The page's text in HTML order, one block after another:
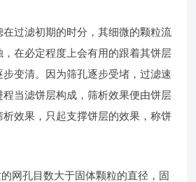
过滤初期的时分，其细微的颗粒流
在必定程度上会有用的跟着其饼层
变清。因为筛孔逐步受堵，过滤速
程当滤饼层构成，筛析效果便由饼层
效果，只起支撑饼层的效果，称饼
网孔目数大于固体颗粒的直径，固